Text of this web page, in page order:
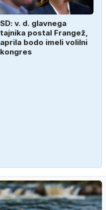
SD: v. d. glavnega
tajnika postal Frangež,
aprila bodo imeli volilni
kongres